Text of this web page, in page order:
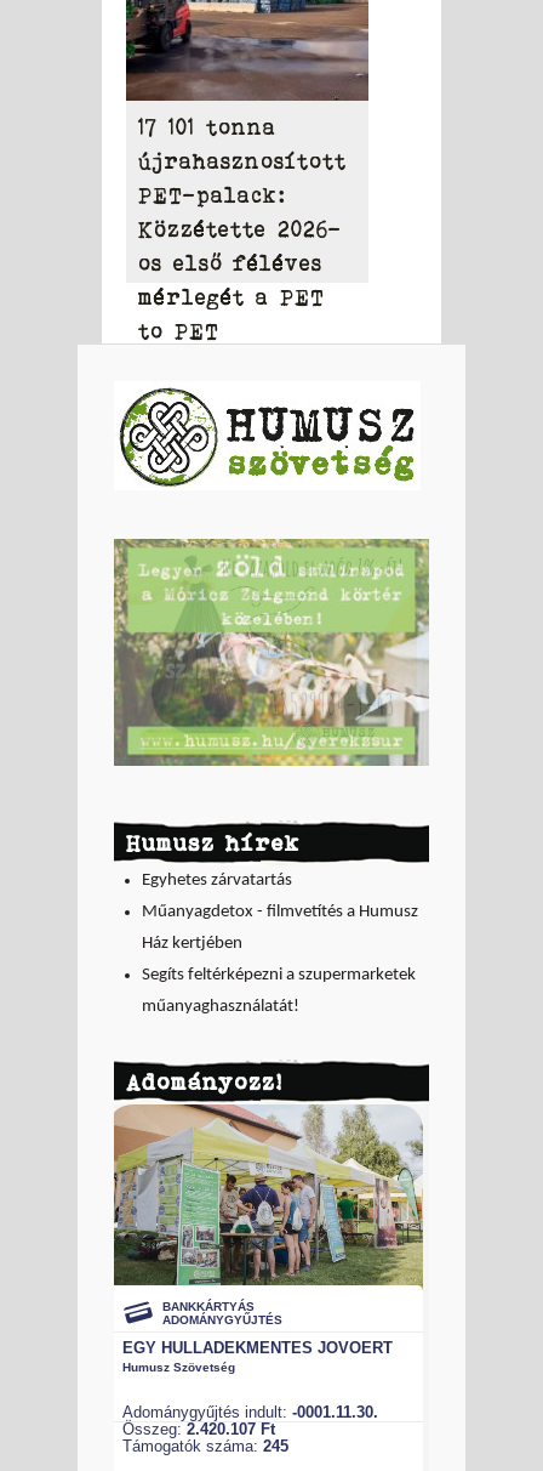
17 101 tonna
újrahasznosított
PET-palack:
Közzétette 2026-
os első féléves
mérlegét a PET
to PET
Humusz hírek
Egyhetes zárvatartás
Műanyagdetox - filmvetítés a Humusz
Ház kertjében
Segíts feltérképezni a szupermarketek
műanyaghasználatát!
Adományozz!